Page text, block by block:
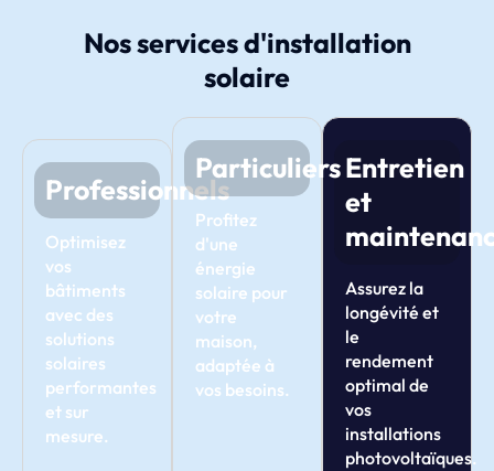
Nos services d'installation
solaire
Professionnels
Optimisez
vos
bâtiments
avec des
solutions
solaires
performantes
et sur
mesure.
Particuliers
Profitez
d'une
énergie
solaire pour
votre
maison,
adaptée à
vos besoins.
Entretien
et
Assurez la
longévité et
le
rendement
optimal de
vos
installations
photovoltaïques.